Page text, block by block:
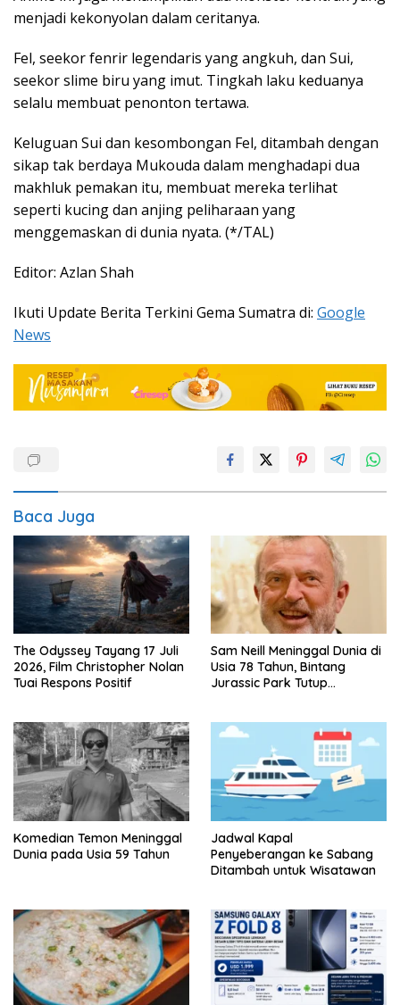
menjadi kekonyolan dalam ceritanya.
Fel, seekor fenrir legendaris yang angkuh, dan Sui,
seekor slime biru yang imut. Tingkah laku keduanya
selalu membuat penonton tertawa.
Keluguan Sui dan kesombongan Fel, ditambah dengan
sikap tak berdaya Mukouda dalam menghadapi dua
makhluk pemakan itu, membuat mereka terlihat
seperti kucing dan anjing peliharaan yang
menggemaskan di dunia nyata. (*/TAL)
Editor: Azlan Shah
Ikuti Update Berita Terkini Gema Sumatra di: Google
News
Baca Juga
The Odyssey Tayang 17 Juli
2026, Film Christopher Nolan
Tuai Respons Positif
Sam Neill Meninggal Dunia di
Usia 78 Tahun, Bintang
Jurassic Park Tutup
Komedian Temon Meninggal
Dunia pada Usia 59 Tahun
Jadwal Kapal
Penyeberangan ke Sabang
Ditambah untuk Wisatawan